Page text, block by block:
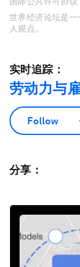
世界经济论坛是
人观点。
实时追踪：
劳动力与
Follow
分享：